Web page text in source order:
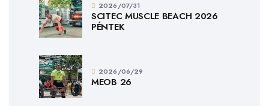
2026/07/31
SCITEC MUSCLE BEACH 2026
PÉNTEK
2026/06/29
MEOB 26